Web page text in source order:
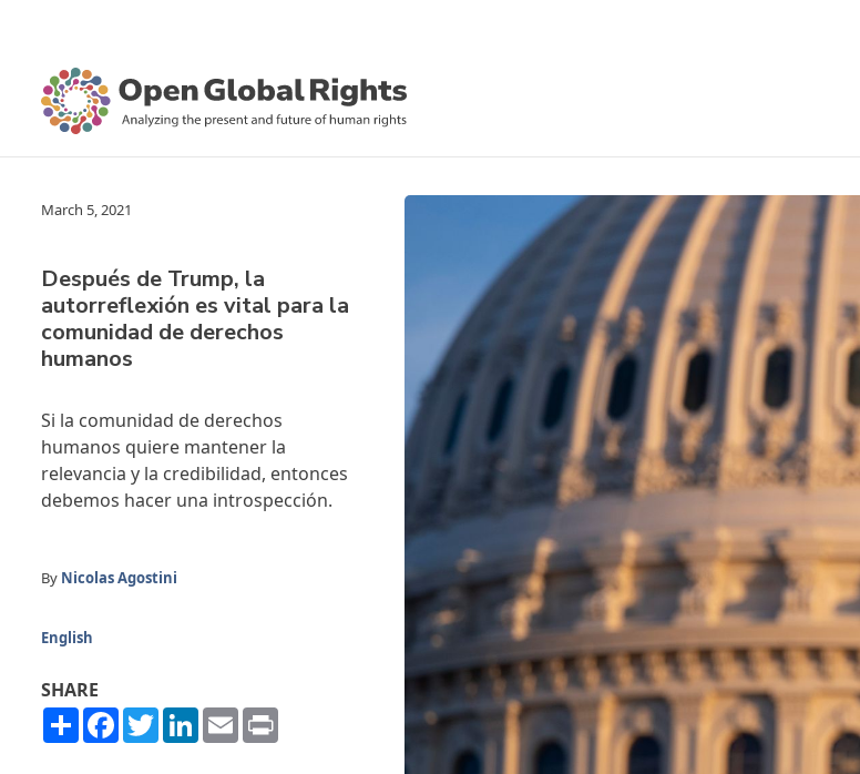
March 5, 2021
Después de Trump, la
autorreflexión es vital para la
comunidad de derechos
humanos
Si la comunidad de derechos
humanos quiere mantener la
relevancia y la credibilidad, entonces
debemos hacer una introspección.
By Nicolas Agostini
English
SHARE
ShareFacebook
TwitterLinkedIn
Email